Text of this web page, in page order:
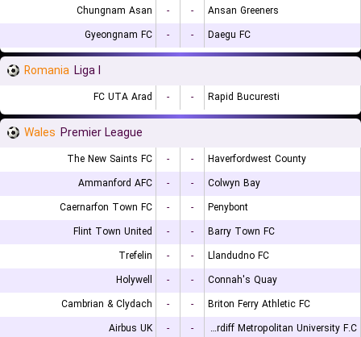
Chungnam Asan
- -
Ansan Greeners
Gyeongnam FC
- - Daegu FC
Romania Liga I
FC UTA Arad - - Rapid Bucuresti
Wales Premier League
The New Saints FC - -
Haverfordwest County
Ammanford AFC
- -
Colwyn Bay
Caernarfon Town FC
- -
Penybont
Flint Town United
- -
Barry Town FC
Trefelin
- -
Llandudno FC
Holywell
- -
Connah's Quay
Cambrian & Clydach
- -
Briton Ferry Athletic FC
Airbus UK
- - Cardiff Metropolitan University F.C.